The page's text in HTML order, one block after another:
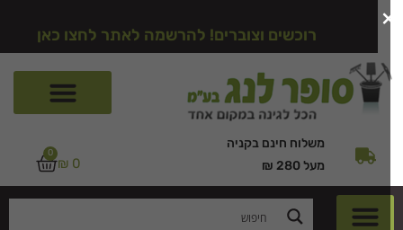
רוכשים וצוברים! להרשמה לאתר לחצו כאן
משלוח חינם בקניה
מעל 280 ₪
₪